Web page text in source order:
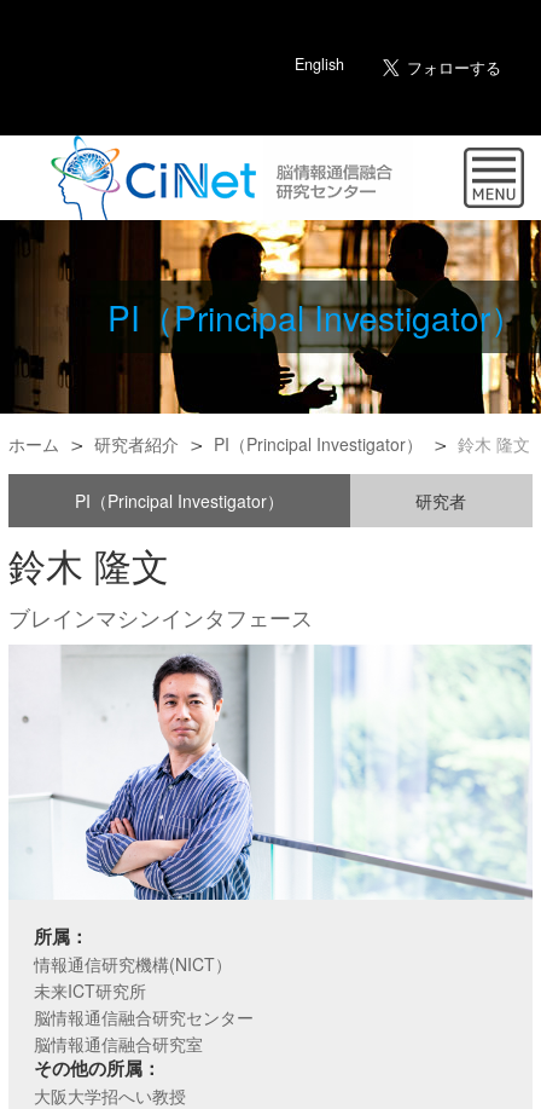
English
PI（Principal Investigator）
ホーム 研究者紹介 PI（Principal Investigator） 鈴木 隆文
PI（Principal Investigator） 研究者
鈴木 隆文
ブレインマシンインタフェース
所属：
情報通信研究機構(NICT）
未来ICT研究所
脳情報通信融合研究センター
脳情報通信融合研究室
その他の所属：
大阪大学招へい教授